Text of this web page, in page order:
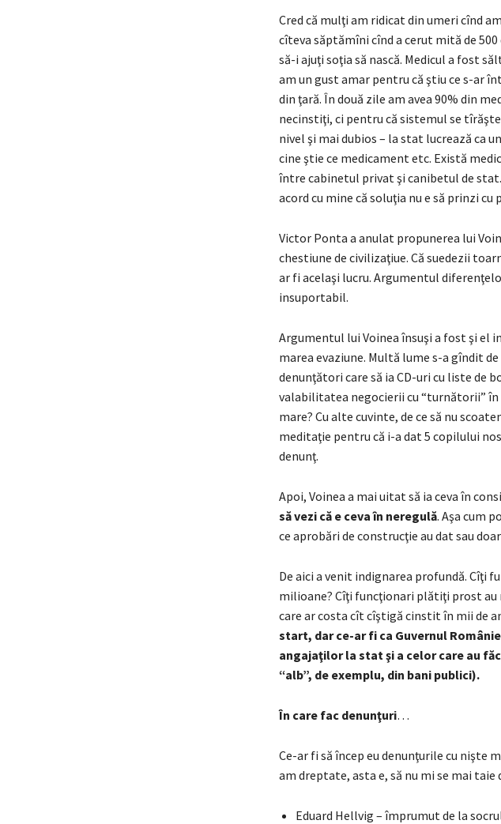
Cred că mulţi am ridicat din umeri cînd
cîteva săptămîni cînd a cerut mită de
să-i ajuţi soţia să nască. Medicul a fost
am un gust amar pentru că ştiu ce s-ar
din ţară. În două zile am avea 90% din
necinstiţi, ci pentru că sistemul se
nivel şi mai dubios – la stat lucrează ca
cine ştie ce medicament etc. Există
între cabinetul privat şi canibetul de
acord cu mine că soluţia nu e să prinzi
Victor Ponta a anulat propunerea lui
chestiune de civilizaţiue. Că suedezii
ar fi acelaşi lucru. Argumentul
insuportabil.
Argumentul lui Voinea însuşi a fost şi el
marea evaziune. Multă lume s-a gîndit
denunţători care să ia CD-uri cu liste de
valabilitatea negocierii cu “turnătorii”
mare? Cu alte cuvinte, de ce să nu
meditaţie pentru că i-a dat 5 copilului
denunţ.
Apoi, Voinea a mai uitat să ia ceva în
să vezi că e ceva în neregulă. Aşa cum
ce aprobări de construcţie au dat sau
De aici a venit indignarea profundă. Cîţi
milioane? Cîţi funcţionari plătiţi prost au
care ar costa cît cîştigă cinstit în mii de
start, dar ce-ar fi ca Guvernul
angajaţilor la stat şi a celor care au
“alb”, de exemplu, din bani publici).
În care fac denunţuri…
Ce-ar fi să încep eu denunţurile cu nişte
am dreptate, asta e, să nu mi se mai taie
Eduard Hellvig – împrumut de la